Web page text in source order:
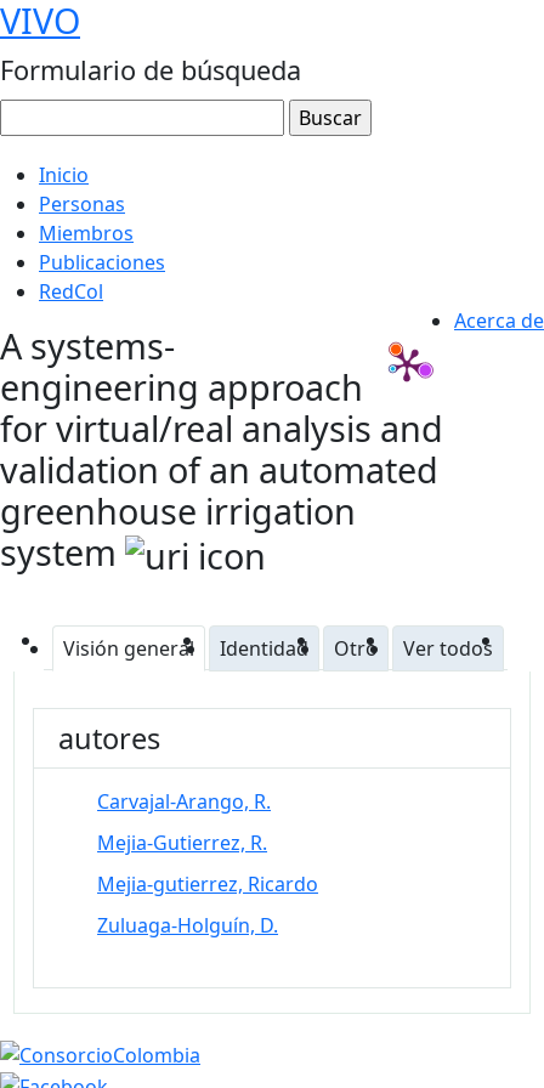
VIVO
Formulario de búsqueda
Inicio
Personas
Miembros
Publicaciones
RedCol
Acerca de
A systems-
engineering approach
for virtual/real analysis and
validation of an automated
greenhouse irrigation
system
Visión general Identidad Otro Ver todos
autores
Carvajal-Arango, R.
Mejia-Gutierrez, R.
Mejia-gutierrez, Ricardo
Zuluaga-Holguín, D.